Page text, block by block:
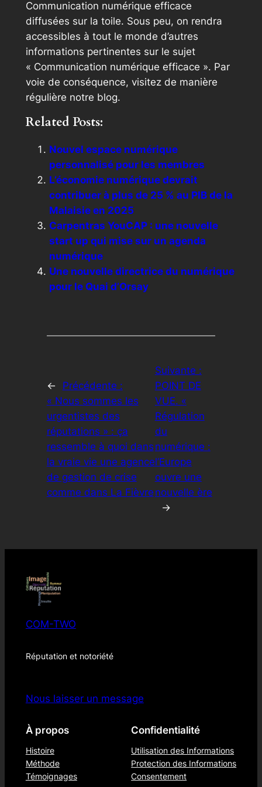
Communication numérique efficace
diffusées sur la toile. Sous peu, on rendra
accessibles à tout le monde d’autres
informations pertinentes sur le sujet
« Communication numérique efficace ». Par
voie de conséquence, visitez de manière
régulière notre blog.
Related Posts:
Nouvel espace numérique
personnalisé pour les membres
L’économie numérique devrait
contribuer à plus de 25 % au PIB de la
Malaisie en 2025
Carpentras YouCAP : une nouvelle
start up qui mise sur un agenda
numérique
Une nouvelle directrice du numérique
pour le Quai d’Orsay
←
Précédente :
« Nous sommes les
urgentistes des
réputations » : ça
ressemble à quoi dans
la vraie vie une agence
de gestion de crise
comme dans La Fièvre
Suivante :
POINT DE
VUE. «
Régulation
du
numérique :
l’Europe
ouvre une
nouvelle ère
→
COM-TWO
Réputation et notoriété
Nous laisser un message
À propos
Histoire
Méthode
Témoignages
Confidentialité
Utilisation des Informations
Protection des Informations
Consentement